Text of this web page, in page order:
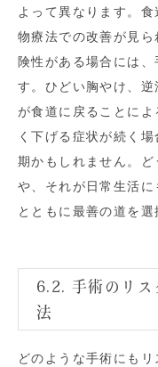
よって異なります。
物療法での改善が見
険性がある場合には
す。ひどい胸やけ、
が食道に戻ることに
く下げる症状が続く
期かもしれません。
や、それが日常生活
とともに最善の道を選
6.2. 手術のリス
法
どのような手術にも